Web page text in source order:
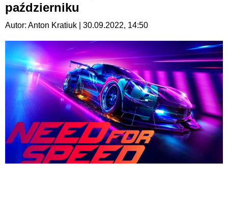
październiku
Autor: Anton Kratiuk | 30.09.2022, 14:50